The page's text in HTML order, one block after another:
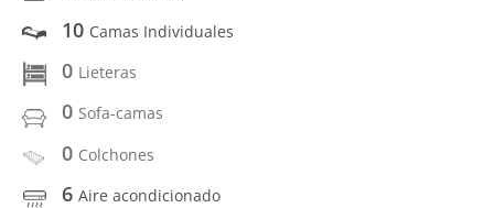
10 Camas Individuales
0 Lieteras
0 Sofa-camas
0 Colchones
6 Aire acondicionado